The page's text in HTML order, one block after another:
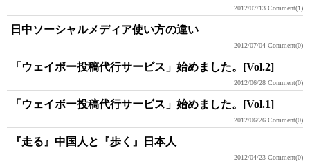
2012/07/13 Comment(1)
日中ソーシャルメディア使い方の違い
2012/07/04 Comment(0)
「ウェイボー投稿代行サービス」始めました。[Vol.2]
2012/06/28 Comment(0)
「ウェイボー投稿代行サービス」始めました。[Vol.1]
2012/06/26 Comment(0)
『走る』中国人と『歩く』日本人
2012/04/23 Comment(0)